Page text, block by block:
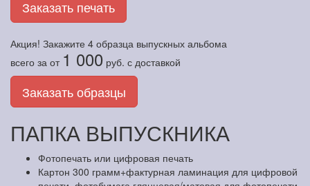
Заказать печать
Акция! Закажите 4 образца выпускных альбома
всего за от 1 000 руб. с доставкой
Заказать образцы
ПАПКА ВЫПУСКНИКА
Фотопечать или цифровая печать
Картон 300 грамм+фактурная ламинация для цифровой